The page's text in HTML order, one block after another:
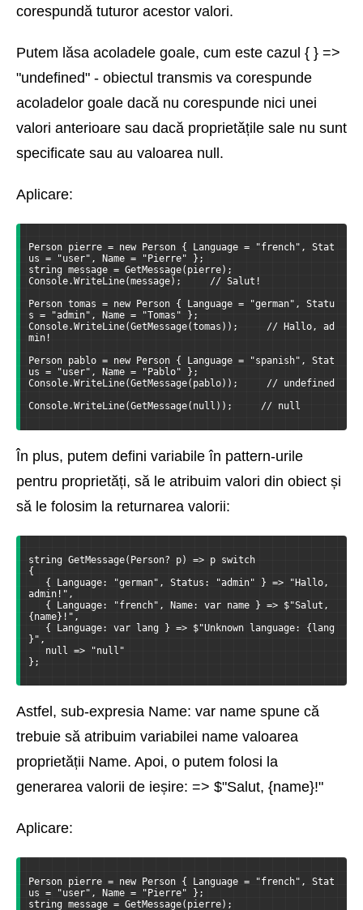
corespundă tuturor acestor valori.
Putem lăsa acoladele goale, cum este cazul { } =>
"undefined" - obiectul transmis va corespunde
acoladelor goale dacă nu corespunde nici unei
valori anterioare sau dacă proprietățile sale nu sunt
specificate sau au valoarea null.
Aplicare:
Person pierre = new Person { Language = "french", Stat
us = "user", Name = "Pierre" };
string message = GetMessage(pierre);
Console.WriteLine(message);     // Salut!
Person tomas = new Person { Language = "german", Statu
s = "admin", Name = "Tomas" };
Console.WriteLine(GetMessage(tomas));     // Hallo, ad
min!
Person pablo = new Person { Language = "spanish", Stat
us = "user", Name = "Pablo" };
Console.WriteLine(GetMessage(pablo));     // undefined
Console.WriteLine(GetMessage(null));     // null
În plus, putem defini variabile în pattern-urile
pentru proprietăți, să le atribuim valori din obiect și
să le folosim la returnarea valorii:
string GetMessage(Person? p) => p switch
{
{ Language: "german", Status: "admin" } => "Hallo,
admin!",
{ Language: "french", Name: var name } => $"Salut,
{name}!",
{ Language: var lang } => $"Unknown language: {lang
}",
null => "null"
};
Astfel, sub-expresia Name: var name spune că
trebuie să atribuim variabilei name valoarea
proprietății Name. Apoi, o putem folosi la
generarea valorii de ieșire: => $"Salut, {name}!"
Aplicare:
Person pierre = new Person { Language = "french", Stat
us = "user", Name = "Pierre" };
string message = GetMessage(pierre);